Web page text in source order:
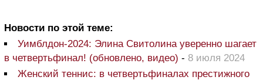
Новости по этой теме:
Уимблдон-2024: Элина Свитолина уверенно шагает
в четвертьфинал! (обновлено, видео) - 8 июля 2024
Женский теннис: в четвертьфиналах престижного